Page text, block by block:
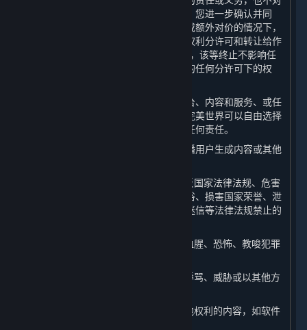
任何用户生成内容做出任何形式的保证。您进一步确认并同
意，完美世界可以在无需您进一步同意或额外对价的情况下，
将完美世界对您的用户生成内容享有之权利分许可和转让给作
为平台许可方的Valve。如上述许可终止，该等终止不影响任
何被分许可方在该等许可终止前被授予的任何分许可下的权
如果您向完美世界提供任何关于蒸汽平台、内容和服务、或任
何完美世界产品或服务的反馈或建议，完美世界可以自由选择
使用这些反馈或建议，而无须对您承担任何责任。
此外，当您在平台上上传、发表、或传播用户生成内容或其他
（1） 上传、发布或以任何方式传播违反国家法律法规、危害
国家安全、破坏祖国统一、违背公序良俗、损害国家荣誉、泄
露国家秘密、煽动民族矛盾、宣扬宗教迷信等法律法规禁止的
（2） 散布、传播淫秽、色情、暴力、血腥、恐怖、教唆犯罪
（3） 对他人进行侮辱、诽谤、造谣、辱骂、威胁或以其他方
（4） 发布、讨论侵犯他人著作权或其他权利的内容，如软件